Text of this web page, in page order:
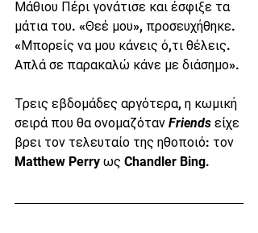
Μάθιου Πέρι γονάτισε και έσφιξε τα
μάτια του. «Θεέ μου», προσευχήθηκε.
«Μπορείς να μου κάνεις ό,τι θέλεις.
Απλά σε παρακαλώ κάνε με διάσημο».
Τρεις εβδομάδες αργότερα, η κωμική
σειρά που θα ονομαζόταν Friends είχε
βρει τον τελευταίο της ηθοποιό: τον
Matthew Perry ως Chandler Bing.